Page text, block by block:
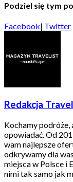
Podziel się tym
Facebook| Twitter
Redakcja
Kochamy podróże,
opowiadać. Od
wam najlepsze
odkrywamy dla
miejsca w Polsce i
nimi tak samo jak